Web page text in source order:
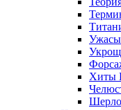
Ужасы
Хиты